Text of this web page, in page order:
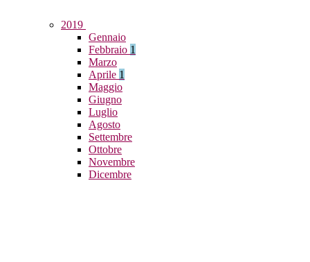
2019
Gennaio
Febbraio 1
Marzo
Aprile 1
Maggio
Giugno
Luglio
Agosto
Settembre
Ottobre
Novembre
Dicembre